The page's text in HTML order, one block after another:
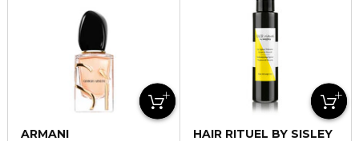
ARMANI
HAIR RITUEL BY SISLEY